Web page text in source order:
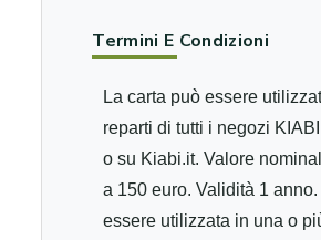
Termini E Condizioni
La carta può essere
reparti di tutti i negozi
o su Kiabi.it. Valore
a 150 euro. Validità 1
essere utilizzata in una o